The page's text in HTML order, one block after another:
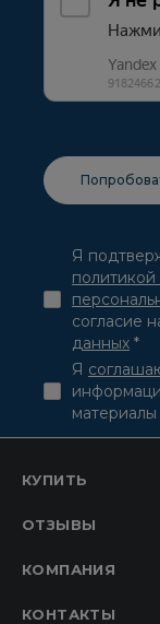
Я
согласие
данных *
Я
материалы
КУПИТЬ
ОТЗЫВЫ
КОМПАНИЯ
КОНТАКТЫ